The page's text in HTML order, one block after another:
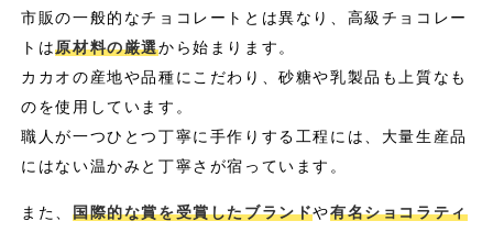
市販の一般的なチョコレートとは異なり、高級チョコレー
トは原材料の厳選から始まります。
カカオの産地や品種にこだわり、砂糖や乳製品も上質なも
のを使用しています。
職人が一つひとつ丁寧に手作りする工程には、大量生産品
にはない温かみと丁寧さが宿っています。
また、 国際的な賞を受賞したブランドや有名ショコラティ